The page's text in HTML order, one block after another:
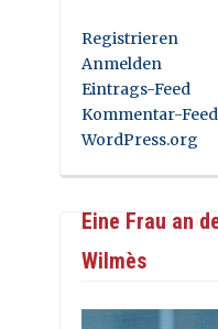
Registrieren
Anmelden
Eintrags-Feed
Kommentar-Feed
WordPress.org
Eine Frau an
Wilmès